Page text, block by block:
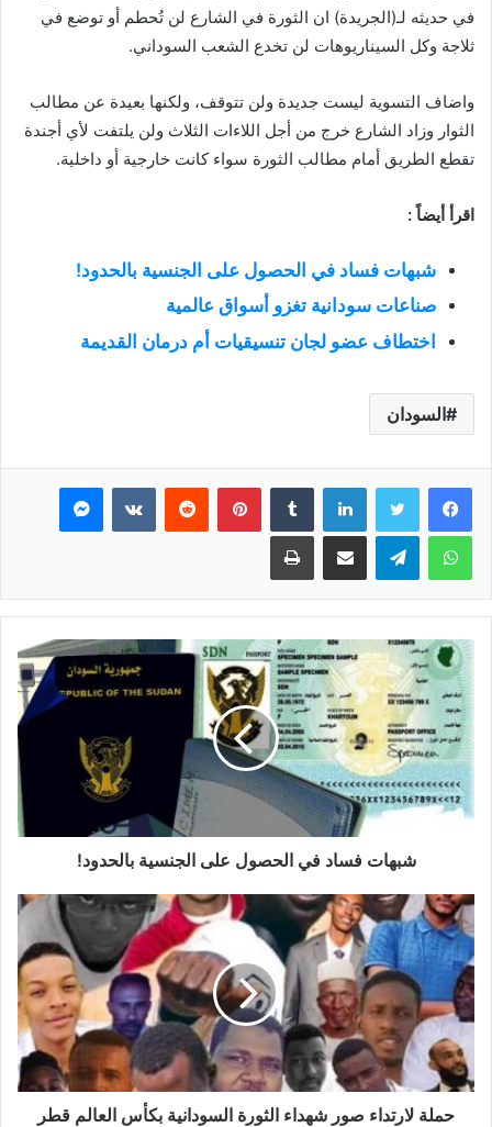
في حديثه لـ(الجريدة) ان الثورة في الشارع لن تُحطم أو توضع في
ثلاجة وكل السيناريوهات لن تخدع الشعب السوداني.
واضاف التسوية ليست جديدة ولن تتوقف، ولكنها بعيدة عن مطالب
الثوار وزاد الشارع خرج من أجل اللاءات الثلاث ولن يلتفت لأي أجندة
تقطع الطريق أمام مطالب الثورة سواء كانت خارجية أو داخلية.
اقرأ أيضاً :
شبهات فساد في الحصول على الجنسية بالحدود!
صناعات سودانية تغزو أسواق عالمية
اختطاف عضو لجان تنسيقيات أم درمان القديمة
السودان
فيسبوك تويتر لينكدإن بينتيريست ماسنجر
واتساب تيلقرام مشاركة عبر البريد طباعة
شبهات فساد في الحصول على الجنسية بالحدود!
حملة لارتداء صور شهداء الثورة السودانية بكأس العالم قطر